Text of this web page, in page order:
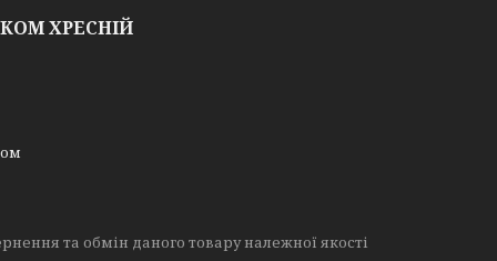
ХРЕСНІЙ
та обмін даного товару належної якості